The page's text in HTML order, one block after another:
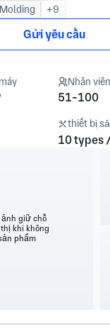
+9
Gửi yêu cầu
Nhân viên
51-100
thiết bị
10 types